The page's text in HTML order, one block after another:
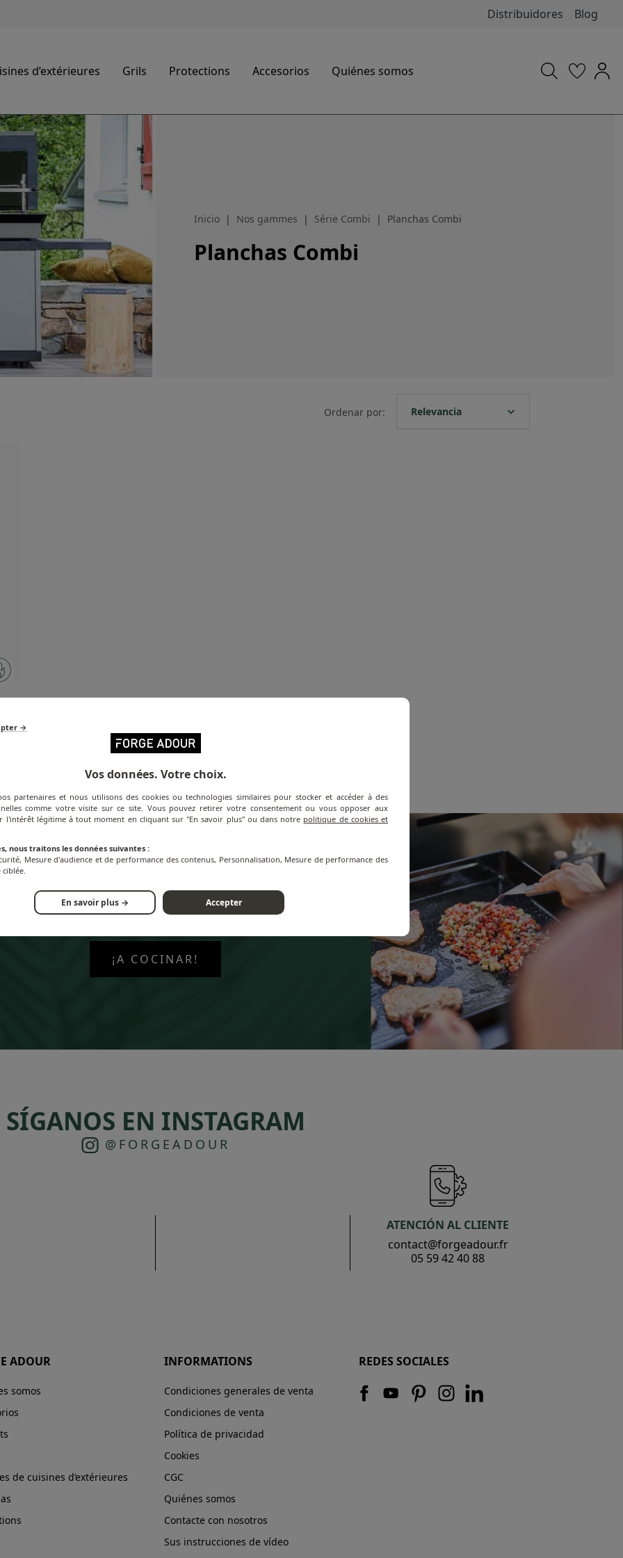
Distribuidores Blog
d’extérieures Grils Protections Accesorios Quiénes somos
Inicio Nos gammes Série Combi Planchas Combi
Planchas Combi
Ordenar por: Relevancia expand_more
¿Qué plancha
le conviene?
Descubra la solución culinaria más adecuada para usted.
¡A COCINAR!
SÍGANOS EN INSTAGRAM
@FORGEADOUR
ATENCIÓN AL CLIENTE
contact@forgeadour.fr
05 59 42 40 88
ADOUR
somos
de cuisines d’extérieures
INFORMATIONS
Condiciones generales de venta
Condiciones de venta
Política de privacidad
Cookies
CGC
Quiénes somos
Contacte con nosotros
Sus instrucciones de vídeo
REDES SOCIALES
→
Vos données. Votre choix.
partenaires et nous utilisons des cookies ou technologies similaires pour stocker et accéder à des
comme votre visite sur ce site. Vous pouvez retirer votre consentement ou vous opposer aux
l'intérêt légitime à tout moment en cliquant sur "En savoir plus" ou dans notre politique de cookies et
nous traitons les données suivantes :
Mesure d'audience et de performance des contenus, Personnalisation, Mesure de performance des
En savoir plus → Accepter